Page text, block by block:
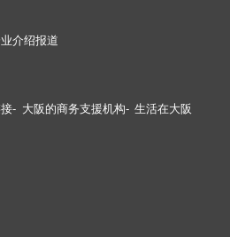
介绍报道
大阪的商务支援机构 生活在大阪